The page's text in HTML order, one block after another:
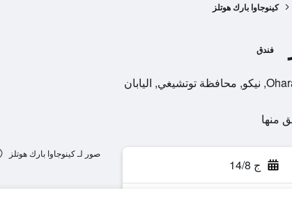
كينوجاوا بارك هوتلز
فندق
ج 14/8
صور لـ كينوجاوا بارك هوتلز